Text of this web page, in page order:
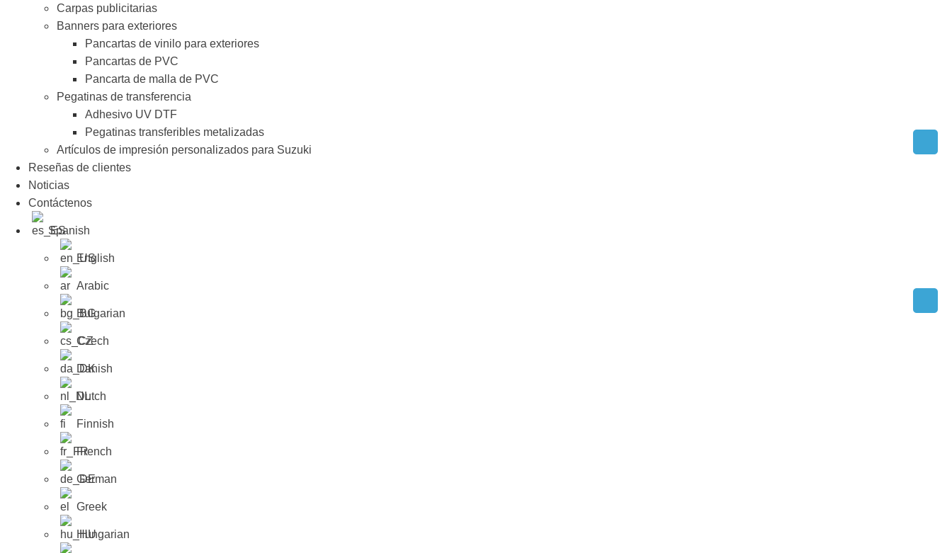
Carpas publicitarias
Banners para exteriores
Pancartas de vinilo para exteriores
Pancartas de PVC
Pancarta de malla de PVC
Pegatinas de transferencia
Adhesivo UV DTF
Pegatinas transferibles metalizadas
Artículos de impresión personalizados para Suzuki
Reseñas de clientes
Noticias
Contáctenos
Spanish
English
Arabic
Bulgarian
Czech
Danish
Dutch
Finnish
French
German
Greek
Hungarian